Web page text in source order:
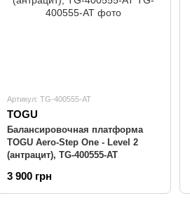
Артикул: TG-400555-AT
TOGU
Балансировочная платформа
TOGU Aero-Step One - Level 2
(антрацит), TG-400555-AT
3 900 грн